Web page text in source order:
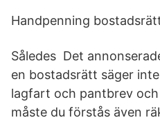
Handpenning
Således Det
en bostadsrätt säger
lagfart och pantbrev
måste du förstås även